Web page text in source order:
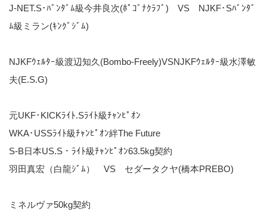
J-NET.S･ﾊﾞﾝﾀﾞﾑ級今井良次(ﾎﾟｺﾞﾅｸﾗﾌﾞ) VS NJKF･Sﾊﾞﾝﾀﾞ
ﾑ級ミラン(ｷﾝｸﾞｼﾞﾑ)
NJKFｳｪﾙﾀｰ級渡辺知久(Bombo-Freely)VSNJKFｳｪﾙﾀｰ級水澤敏
夫(E.S.G)
元UKF･KICKﾗｲﾄ.Sﾗｲﾄ級ﾁｬﾝﾋﾟｵﾝ
WKA･USSﾗｲﾄ級ﾁｬﾝﾋﾟｵﾝ絆The Future
S-B日本US.S・ﾗｲﾄ級ﾁｬﾝﾋﾟｵﾝ63.5kg契約
羽田真宏（白龍ｼﾞﾑ） VS セダータクヤ(橋本PREBO)
ミネルヴァ50kg契約